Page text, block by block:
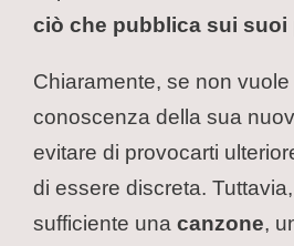
ciò che pubblica sui suoi
Chiaramente, se non
conoscenza della sua
evitare di provocarti
di essere discreta.
sufficiente una canzone,